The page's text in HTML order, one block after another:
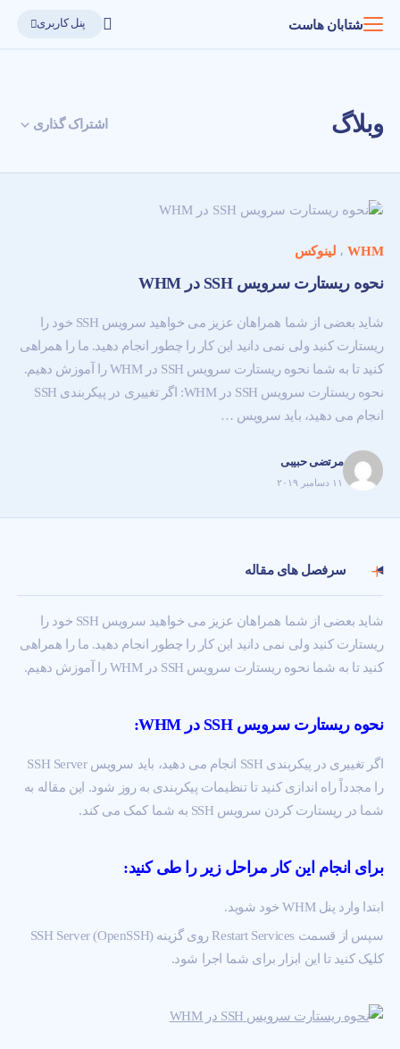
شتابان هاست پنل کاربری
وبلاگ اشتراک گذاری
WHM، لینوکس
نحوه ریستارت سرویس SSH در WHM
شاید بعضی از شما همراهان عزیز می خواهید سرویس SSH خود را
ریستارت کنید ولی نمی دانید این کار را چطور انجام دهید. ما را همراهی
کنید تا به شما نحوه ریستارت سرویس SSH در WHM را آموزش دهیم.
نحوه ریستارت سرویس SSH در WHM: اگر تغییری در پیکربندی SSH
انجام می دهید، باید سرویس …
مرتضی حبیبی
۱۱ دسامبر ۲۰۱۹
سرفصل های مقاله
شاید بعضی از شما همراهان عزیز می خواهید سرویس SSH خود را
ریستارت کنید ولی نمی دانید این کار را چطور انجام دهید. ما را همراهی
کنید تا به شما نحوه ریستارت سرویس SSH در WHM را آموزش دهیم.
نحوه ریستارت سرویس SSH در WHM:
اگر تغییری در پیکربندی SSH انجام می دهید، باید سرویس SSH Server
را مجدداً راه اندازی کنید تا تنظیمات پیکربندی به روز شود. این مقاله به
شما در ریستارت کردن سرویس SSH به شما کمک می کند.
برای انجام این کار مراحل زیر را طی کنید:
ابتدا وارد پنل WHM خود شوید.
سپس از قسمت Restart Services روی گزینه (SSH Server (OpenSSH
کلیک کنید تا این ابزار برای شما اجرا شود.